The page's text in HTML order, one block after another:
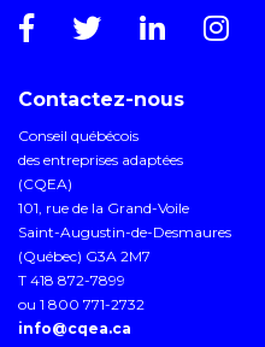
Contactez-nous
Conseil québécois
des entreprises adaptées
(CQEA)
101, rue de la Grand-Voile
Saint-Augustin-de-Desmaures
(Québec) G3A 2M7
T 418 872-7899
ou 1 800 771-2732
info@cqea.ca